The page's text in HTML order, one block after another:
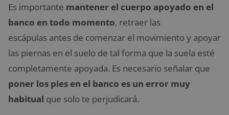
Es importante mantener el cuerpo apoyado en el
banco en todo momento, retraer las
escápulas antes de comenzar el movimiento y apoyar
las piernas en el suelo de tal forma que la suela esté
completamente apoyada. Es necesario señalar que
poner los pies en el banco es un error muy
habitual que solo te perjudicará.